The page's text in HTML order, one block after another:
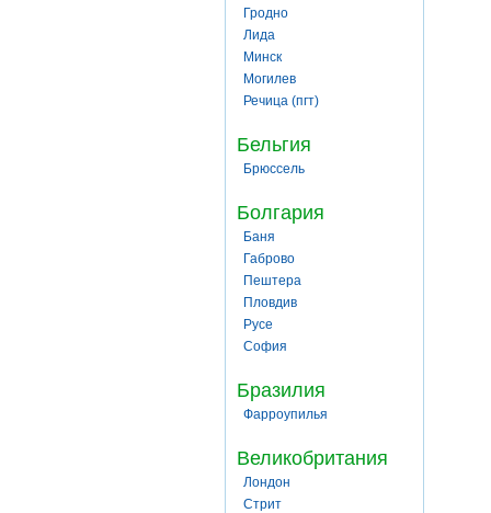
Гродно
Лида
Минск
Могилев
Речица (пгт)
Бельгия
Брюссель
Болгария
Баня
Габрово
Пештера
Пловдив
Русе
София
Бразилия
Фарроупилья
Великобритания
Лондон
Стрит